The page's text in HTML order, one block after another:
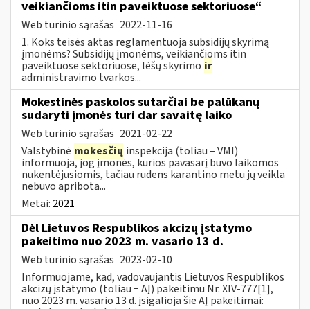
veikiančioms itin paveiktuose sektoriuose“
Web turinio sąrašas 2022-11-16
1. Koks teisės aktas reglamentuoja subsidijų skyrimą
įmonėms? Subsidijų įmonėms, veikiančioms itin
paveiktuose sektoriuose, lėšų skyrimo ir
administravimo tvarkos...
Mokestinės paskolos sutarčiai be palūkanų
sudaryti įmonės turi dar savaitę laiko
Web turinio sąrašas 2021-02-22
Valstybinė mokesčių inspekcija (toliau – VMI)
informuoja, jog įmonės, kurios pavasarį buvo laikomos
nukentėjusiomis, tačiau rudens karantino metu jų veikla
nebuvo apribota...
Metai: 2021
Dėl Lietuvos Respublikos akcizų įstatymo
pakeitimo nuo 2023 m. vasario 13 d.
Web turinio sąrašas 2023-02-10
Informuojame, kad, vadovaujantis Lietuvos Respublikos
akcizų įstatymo (toliau − AĮ) pakeitimu Nr. XIV-777[1],
nuo 2023 m. vasario 13 d. įsigalioja šie AĮ pakeitimai: